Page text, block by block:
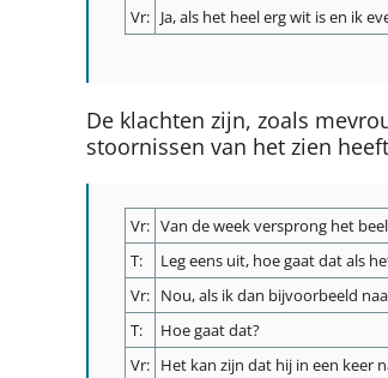
Vr: Ja, als het heel erg wit is en ik
De klachten zijn, zoals
stoornissen van het zien
Vr: Van de week versprong het
T:
Leg eens uit, hoe gaat dat als
Vr: Nou, als ik dan bijvoorbeeld
T:
Hoe gaat dat?
Vr: Het kan zijn dat hij in een keer